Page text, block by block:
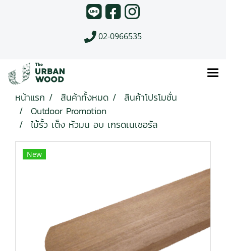
02-0966535
หน้าแรก สินค้าทั้งหมด
สินค้าโปรโมชั่น
Outdoor Promotion
ไม้รั้ว เต็ง หัวมน อบ เกรดเนเชอรัล
New